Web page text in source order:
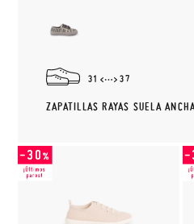
31 37
ZAPATILLAS RAYAS SUELA